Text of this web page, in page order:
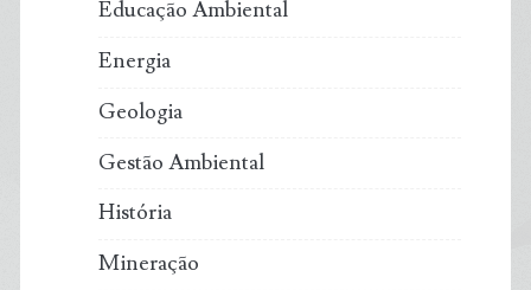
Educação Ambiental
Energia
Geologia
Gestão Ambiental
História
Mineração